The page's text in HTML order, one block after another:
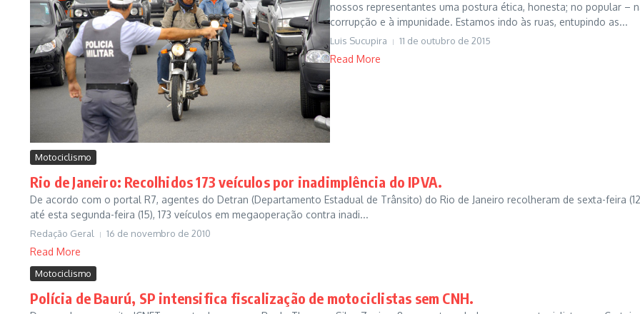
nossos representantes uma postura ética, honesta; no popular –
corrupção e à impunidade. Estamos indo às ruas, entupindo as...
Luis Sucupira 11 de outubro de 2015
Read More
Motociclismo
Rio de Janeiro: Recolhidos 173 veículos por inadimplência do IPVA.
De acordo com o portal R7, agentes do Detran (Departamento Estadual de Trânsito) do Rio de Janeiro recolheram de sexta-feira
até esta segunda-feira (15), 173 veículos em megaoperação contra inadi...
Redação Geral 16 de novembro de 2010
Read More
Motociclismo
Polícia de Baurú, SP intensifica fiscalização de motociclistas sem CNH.